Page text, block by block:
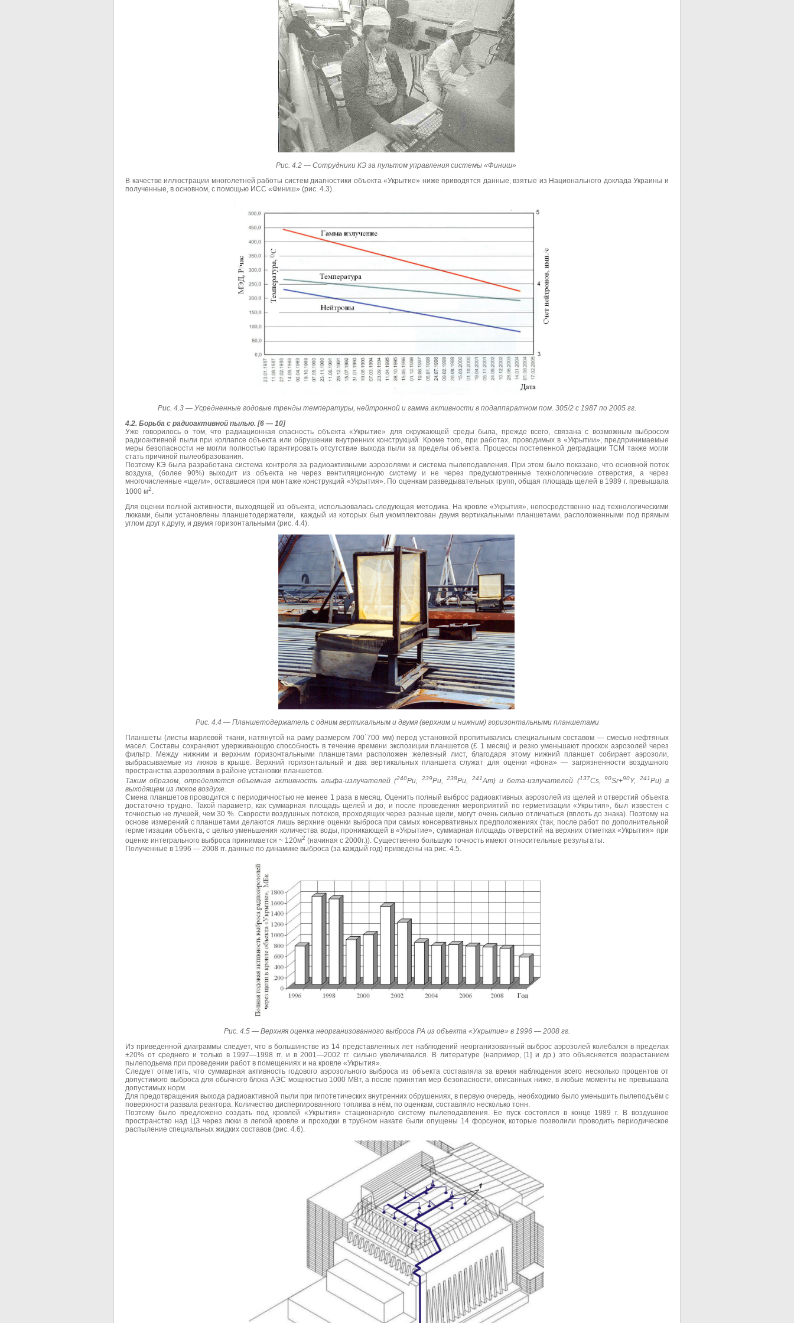
Рис. 4.2 — Сотрудники КЭ за пультом управления системы «Финиш»
В качестве иллюстрации многолетней работы систем диагностики объекта «Укрытие» ниже приводятся данные, взятые из Национального доклада Украины и
полученные, в основном, с помощью ИСС «Финиш» (рис. 4.3).
Рис. 4.3 — Усредненные годовые тренды температуры, нейтронной и гамма активности в подаппаратном пом. 305/2 с 1987 по 2005 гг.
4.2. Борьба с радиоактивной пылью. [6 — 10]
Уже говорилось о том, что радиационная опасность объекта «Укрытие» для окружающей среды была, прежде всего, связана с возможным выбросом
радиоактивной пыли при коллапсе объекта или обрушении внутренних конструкций. Кроме того, при работах, проводимых в «Укрытии», предпринимаемые
меры безопасности не могли полностью гарантировать отсутствие выхода пыли за пределы объекта. Процессы постепенной деградации ТСМ также могли
стать причиной пылеобразования.
Поэтому КЭ была разработана система контроля за радиоактивными аэрозолями и система пылеподавления. При этом было показано, что основной поток
воздуха, (более 90%) выходит из объекта не через вентиляционную систему и не через предусмотренные технологические отверстия, а через
многочисленные «щели», оставшиеся при монтаже конструкций «Укрытия». По оценкам разведывательных групп, общая площадь щелей в 1989 г. превышала
1000 м2.
Для оценки полной активности, выходящей из объекта, использовалась следующая методика. На кровле «Укрытия», непосредственно над технологическими
люками, были установлены планшетодержатели, каждый из которых был укомплектован двумя вертикальными планшетами, расположенными под прямым
углом друг к другу, и двумя горизонтальными (рис. 4.4).
Рис. 4.4 — Планшетодержатель с одним вертикальным и двумя (верхним и нижним) горизонтальными планшетами
Планшеты (листы марлевой ткани, натянутой на раму размером 700´700 мм) перед установкой пропитывались специальным составом — смесью нефтяных
масел. Составы сохраняют удерживающую способность в течение времени экспозиции планшетов (£ 1 месяц) и резко уменьшают проскок аэрозолей через
фильтр. Между нижним и верхним горизонтальными планшетами расположен железный лист, благодаря этому нижний планшет собирает аэрозоли,
выбрасываемые из люков в крыше. Верхний горизонтальный и два вертикальных планшета служат для оценки «фона» — загрязненности воздушного
пространства аэрозолями в районе установки планшетов.
Таким образом, определяется объемная активность альфа-излучателей (240Pu, 239Pu,238Pu, 241Am) и бета-излучателей (137Cs,90Sr+90Y, 241Pu) в
выходящем из люков воздухе.
Смена планшетов проводится с периодичностью не менее 1 раза в месяц. Оценить полный выброс радиоактивных аэрозолей из щелей и отверстий объекта
достаточно трудно. Такой параметр, как суммарная площадь щелей и до, и после проведения мероприятий по герметизации «Укрытия», был известен с
точностью не лучшей, чем 30 %. Скорости воздушных потоков, проходящих через разные щели, могут очень сильно отличаться (вплоть до знака). Поэтому на
основе измерений с планшетами делаются лишь верхние оценки выброса при самых консервативных предположениях (так, после работ по дополнительной
герметизации объекта, с целью уменьшения количества воды, проникающей в «Укрытие», суммарная площадь отверстий на верхних отметках «Укрытия» при
оценке интегрального выброса принимается ~ 120м2 (начиная с 2000г.)). Существенно большую точность имеют относительные результаты.
Полученные в 1996 — 2008 гг. данные по динамике выброса (за каждый год) приведены на рис. 4.5.
Рис. 4.5 — Верхняя оценка неорганизованного выброса РА из объекта «Укрытие» в 1996 — 2008 гг.
Из приведенной диаграммы следует, что в большинстве из 14 представленных лет наблюдений неорганизованный выброс аэрозолей колебался в пределах
±20% от среднего и только в 1997—1998 гг. и в 2001—2002 гг. сильно увеличивался. В литературе (например, [1] и др.) это объясняется возрастанием
пылеподьема при проведении работ в помещениях и на кровле «Укрытия».
Следует отметить, что суммарная активность годового аэрозольного выброса из объекта составляла за время наблюдения всего несколько процентов от
допустимого выброса для обычного блока АЭС мощностью 1000 МВт, а после принятия мер безопасности, описанных ниже, в любые моменты не превышала
допустимых норм.
Для предотвращения выхода радиоактивной пыли при гипотетических внутренних обрушениях, в первую очередь, необходимо было уменьшить пылеподъём с
поверхности развала реактора. Количество диспергированного топлива в нём, по оценкам, составляло несколько тонн.
Поэтому было предложено создать под кровлей «Укрытия» стационарную систему пылеподавления. Ее пуск состоялся в конце 1989 г. В воздушное
пространство над ЦЗ через люки в легкой кровле и проходки в трубном накате были опущены 14 форсунок, которые позволили проводить периодическое
распыление специальных жидких составов (рис. 4.6).